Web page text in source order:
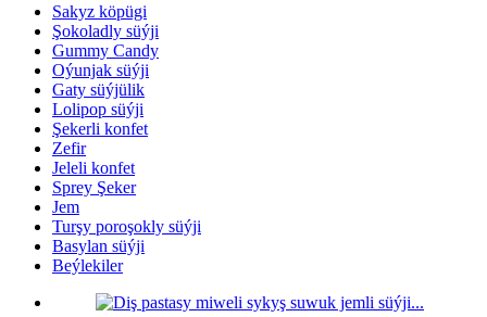
Sakyz köpügi
Şokoladly süýji
Gummy Candy
Oýunjak süýji
Gaty süýjülik
Lolipop süýji
Şekerli konfet
Zefir
Jeleli konfet
Sprey Şeker
Jem
Turşy poroşokly süýji
Basylan süýji
Beýlekiler